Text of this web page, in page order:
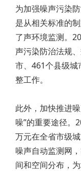
为加强噪声污染
是从相关标准的
了声环境监测。
声污染防治法规
市、461个县级城
整工作。
此外，加快推进
噪”的重要途径。
万元在全省市级
噪声自动监测网
间和空间分布，